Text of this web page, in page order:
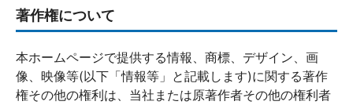
著作権について
本ホームページで提供する情報、商標、デザイン、画
像、映像等(以下「情報等」と記載します)に関する著作
権その他の権利は、当社または原著作者その他の権利者